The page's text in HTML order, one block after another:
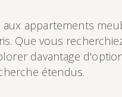
appartements
Que vous
davantage
étendus.